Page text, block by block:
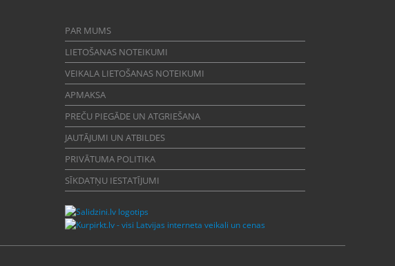
PAR MUMS
LIETOŠANAS NOTEIKUMI
VEIKALA LIETOŠANAS NOTEIKUMI
APMAKSA
PREČU PIEGĀDE UN ATGRIEŠANA
JAUTĀJUMI UN ATBILDES
PRIVĀTUMA POLITIKA
SĪKDATŅU IESTATĪJUMI